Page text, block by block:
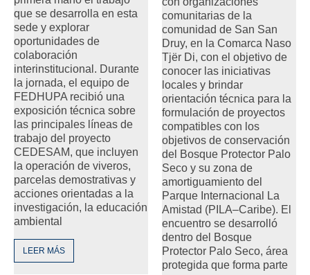
que se desarrolla en esta
sede y explorar
oportunidades de
colaboración
interinstitucional. Durante
la jornada, el equipo de
FEDHUPA recibió una
exposición técnica sobre
las principales líneas de
trabajo del proyecto
CEDESAM, que incluyen
la operación de viveros,
parcelas demostrativas y
acciones orientadas a la
investigación, la educación
ambiental
LEER MÁS
comunitarias de la
comunidad de San San
Druy, en la Comarca Naso
Tjër Di, con el objetivo de
conocer las iniciativas
locales y brindar
orientación técnica para la
formulación de proyectos
compatibles con los
objetivos de conservación
del Bosque Protector Palo
Seco y su zona de
amortiguamiento del
Parque Internacional La
Amistad (PILA–Caribe). El
encuentro se desarrolló
dentro del Bosque
Protector Palo Seco, área
protegida que forma parte